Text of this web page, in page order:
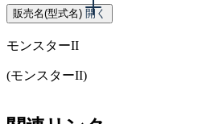
販売名(型式名) 開く
モンスターII
(モンスターII)